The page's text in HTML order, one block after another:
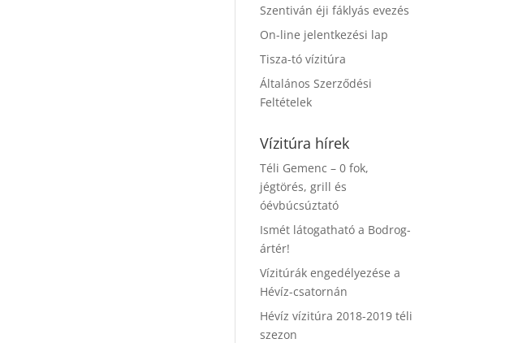
Szentiván éji fáklyás evezés
On-line jelentkezési lap
Tisza-tó vízitúra
Általános Szerződési
Feltételek
Vízitúra hírek
Téli Gemenc – 0 fok,
jégtörés, grill és
óévbúcsúztató
Ismét látogatható a Bodrog-
ártér!
Vízitúrák engedélyezése a
Hévíz-csatornán
Hévíz vízitúra 2018-2019 téli
szezon